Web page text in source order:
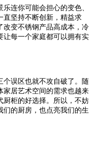
连你可能会担心的变色、
直坚持不断创新，精益求
改变不锈钢产品高成本，冷
让每一个家庭都可以拥有实
误区也就不攻自破了。随
家居艺术空间的需求也越来
厨柜的好选择。所以，不妨
们的厨房，也点亮我们的生